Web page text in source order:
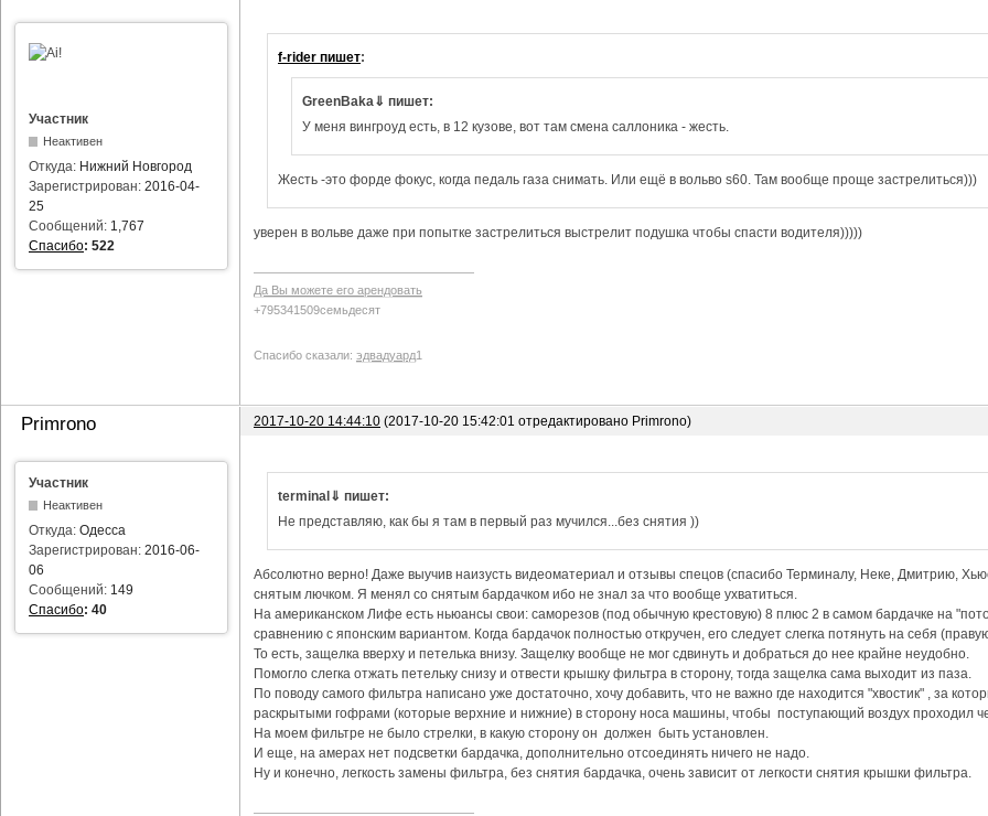
Участник
Неактивен
Откуда: Нижний Новгород
Зарегистрирован: 2016-04-
25
Сообщений: 1,767
Спасибо: 522
f-rider пишет:
GreenBaka⇓ пишет:
У меня вингроуд есть, в 12 кузове, вот там смена саллоника - жесть.
Жесть -это форде фокус, когда педаль газа снимать. Или ещё в вольво s60. Там вообще проще застрелиться)))
уверен в вольве даже при попытке застрелиться выстрелит подушка чтобы спасти водителя)))))
Да Вы можете его арендовать
+795341509семьдесят
Спасибо сказали: эдвадуард1
Primrono 2017-10-20 14:44:10 (2017-10-20 15:42:01 отредактировано Primrono)
Участник
Неактивен
Откуда: Одесса
Зарегистрирован: 2016-06-
06
Сообщений: 149
Спасибо: 40
terminal⇓ пишет:
Не представляю, как бы я там в первый раз мучился...без снятия ))
Абсолютно верно! Даже выучив наизусть видеоматериал и отзывы спецов (спасибо Терминалу, Неке, Дмитрию,
снятым лючком. Я менял со снятым бардачком ибо не знал за что вообще ухватиться.
На американском Лифе есть ньюансы свои: саморезов (под обычную крестовую) 8 плюс 2 в самом бардачке на
сравнению с японским вариантом. Когда бардачок полностью откручен, его следует слегка потянуть на себя
То есть, защелка вверху и петелька внизу. Защелку вообще не мог сдвинуть и добраться до нее крайне неудобно.
Помогло слегка отжать петельку снизу и отвести крышку фильтра в сторону, тогда защелка сама выходит из паза.
По поводу самого фильтра написано уже достаточно, хочу добавить, что не важно где находится "хвостик" , за
раскрытыми гофрами (которые верхние и нижние) в сторону носа машины, чтобы поступающий воздух проходил
На моем фильтре не было стрелки, в какую сторону он должен быть установлен.
И еще, на амерах нет подсветки бардачка, дополнительно отсоединять ничего не надо.
Ну и конечно, легкость замены фильтра, без снятия бардачка, очень зависит от легкости снятия крышки фильтра.